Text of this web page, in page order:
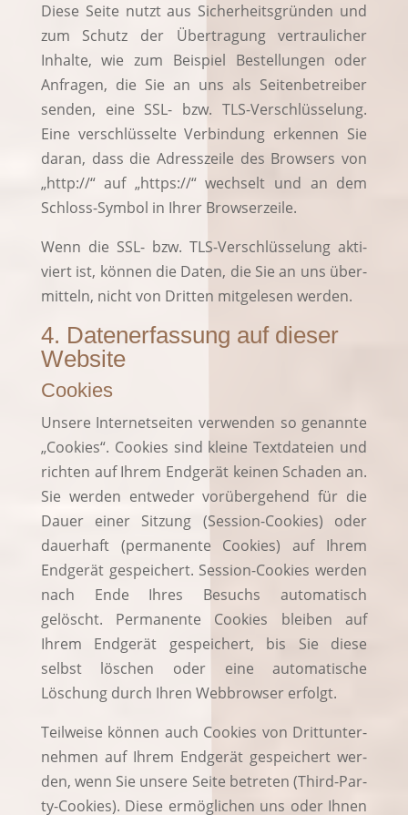
Die­se Sei­te nutzt aus Sicher­heits­grün­den und
zum Schutz der Über­tra­gung ver­trau­li­cher
Inhal­te, wie zum Bei­spiel Bestel­lun­gen oder
Anfra­gen, die Sie an uns als Sei­ten­be­trei­ber
sen­den, eine SSL- bzw. TLS-Ver­schlüs­se­lung.
Eine ver­schlüs­sel­te Ver­bin­dung erken­nen Sie
dar­an, dass die Adress­zei­le des Brow­sers von
„http://“ auf „https://“ wech­selt und an dem
Schloss-Sym­bol in Ihrer Browserzeile.
Wenn die SSL- bzw. TLS-Ver­schlüs­se­lung akti­
viert ist, kön­nen die Daten, die Sie an uns über­
mit­teln, nicht von Drit­ten mit­ge­le­sen werden.
4. Datenerfassung auf dieser
Website
Cookies
Unse­re Inter­net­sei­ten ver­wen­den so genann­te
„Coo­kies“. Coo­kies sind klei­ne Text­da­tei­en und
rich­ten auf Ihrem End­ge­rät kei­nen Scha­den an.
Sie wer­den ent­we­der vor­über­ge­hend für die
Dau­er einer Sit­zung (Ses­si­on-Coo­kies) oder
dau­er­haft (per­ma­nen­te Coo­kies) auf Ihrem
End­ge­rät gespei­chert. Ses­si­on-Coo­kies wer­den
nach Ende Ihres Besuchs auto­ma­tisch
gelöscht. Per­ma­nen­te Coo­kies blei­ben auf
Ihrem End­ge­rät gespei­chert, bis Sie die­se
selbst löschen oder eine auto­ma­ti­sche
Löschung durch Ihren Web­brow­ser erfolgt.
Teil­wei­se kön­nen auch Coo­kies von Dritt­un­ter­
neh­men auf Ihrem End­ge­rät gespei­chert wer­
den, wenn Sie unse­re Sei­te betre­ten (Third-Par­
ty-Coo­kies). Die­se ermög­li­chen uns oder Ihnen